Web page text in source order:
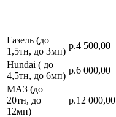
Газель (до
1,5тн, до 3мп)
р.4 500,00
Hundai ( до
4,5тн, до 6мп)
р.6 000,00
МАЗ (до
20тн, до
12мп)
р.12 000,00